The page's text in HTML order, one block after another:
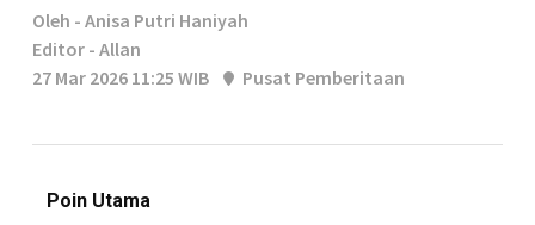
Oleh - Anisa Putri Haniyah
Editor - Allan
27 Mar 2026 11:25 WIB
Pusat Pemberitaan
Poin Utama